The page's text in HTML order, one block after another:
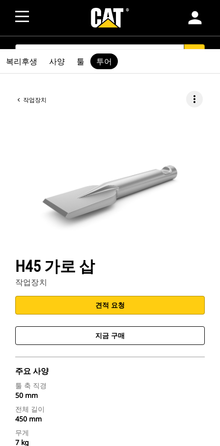
person
SEARCH
작업장치 more_vert
H45 가로 삽
작업장치
견적 요청
지금 구매
주요 사양
툴 축 직경
50 mm
전체 길이
450 mm
무게
7 kg
복리후생 사양 툴 투어